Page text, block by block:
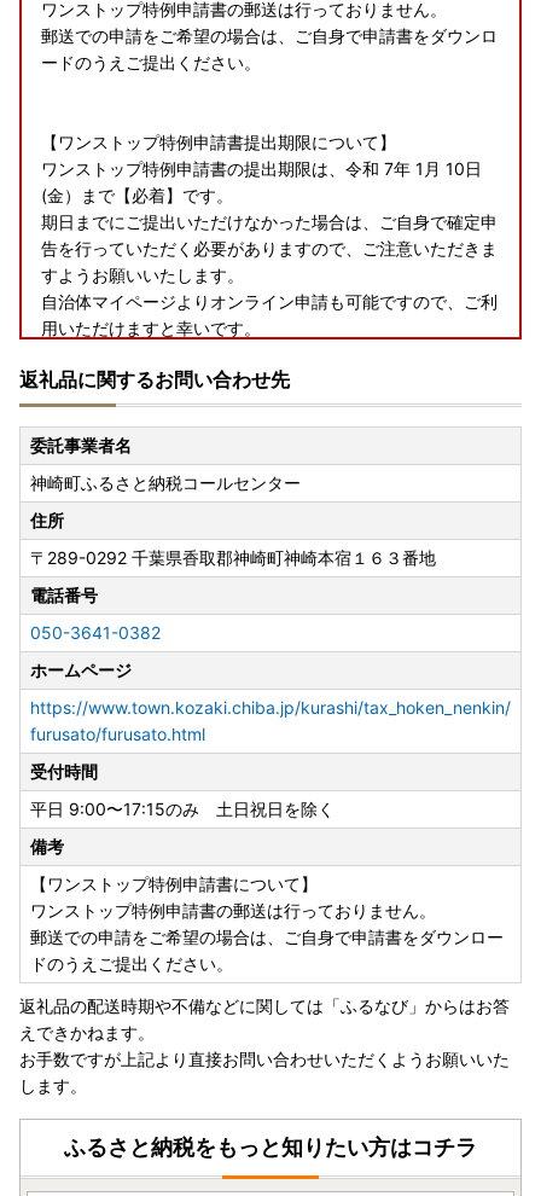
ワンストップ特例申請書の郵送は行っておりません。
郵送での申請をご希望の場合は、ご自身で申請書をダウンロ
ードのうえご提出ください。
【ワンストップ特例申請書提出期限について】
ワンストップ特例申請書の提出期限は、令和 7年 1月 10日
(金）まで【必着】です。
期日までにご提出いただけなかった場合は、ご自身で確定申
告を行っていただく必要がありますので、ご注意いただきま
すようお願いいたします。
自治体マイページよりオンライン申請も可能ですので、ご利
用いただけますと幸いです。
【神崎町コールセンター休業日について】
令和7年1月1日(水)〜1月5日(日)の期間は休業期間となりま
す。
TEL：050-3641-0382 FAX：092-406-6746
メールアドレス：c.kouzaki@do-furusato.jp
営業時間：9：00～17：15（土日祝・年末年始休み）
休業期間中のお問い合わせにつきましては、令和7年1月6日
(月)より順次対応させていただきます。
ご返信に数日お時間をいただく場合もございますので、ご了
承ください。
【年末年始のお礼の品発送について】
年末年始も寄附のお申し込みを受け付けております。
12月中(特に年末に向けての期間)は配送業務が混みあう為、
返礼品のお届けが遅れる可能性があります。
返礼品内容や取扱事業者によってはお届けまでにお時間がか
かる場合がありますので、
あらかじめご了承ください。
返礼品に関するお問い合わせ先
委託事業者名
神崎町ふるさと納税コールセンター
住所
〒289-0292 千葉県香取郡神崎町神崎本宿１６３番地
電話番号
050-3641-0382
ホームページ
https://www.town.kozaki.chiba.jp/kurashi/tax_hoken_nenkin/
furusato/furusato.html
受付時間
平日 9:00〜17:15のみ 土日祝日を除く
備考
【ワンストップ特例申請書について】
ワンストップ特例申請書の郵送は行っておりません。
郵送での申請をご希望の場合は、ご自身で申請書をダウンロー
ドのうえご提出ください。
返礼品の配送時期や不備などに関しては「ふるなび」からはお答
えできかねます。
お手数ですが上記より直接お問い合わせいただくようお願いいた
します。
ふるさと納税をもっと知りたい方はコチラ